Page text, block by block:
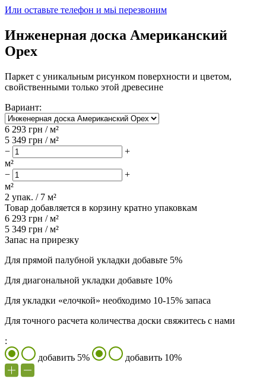
Или оставьте телефон и мьі перезвоним
Инженерная доска Американский
Орех
Паркет с уникальным рисунком поверхности и цветом,
свойственными только этой древесине
Вариант:
6 293 грн / м²
5 349 грн / м²
−
+
м²
−
+
м²
2 упак. / 7 м²
Товар добавляется в корзину кратно упаковкам
6 293 грн /м²
5 349 грн /м²
Запас на прирезку
Для прямой палубной укладки добавьте 5%
Для диагональной укладки добавьте 10%
Для укладки «елочкой» необходимо 10-15% запаса
Для точного расчета количества доски свяжитесь с нами
:
добавить 5%
добавить 10%